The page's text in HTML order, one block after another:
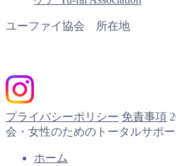
ユーファイ協会 所在地
プライバシーポリシー 免責事項
会・女性のためのトータルサポ
ホーム